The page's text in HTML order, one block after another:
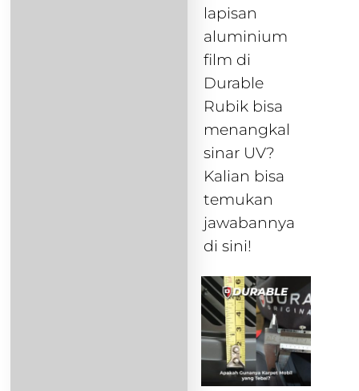
lapisan
aluminium
film di
Durable
Rubik bisa
menangkal
sinar UV?
Kalian bisa
temukan
jawabannya
di sini!